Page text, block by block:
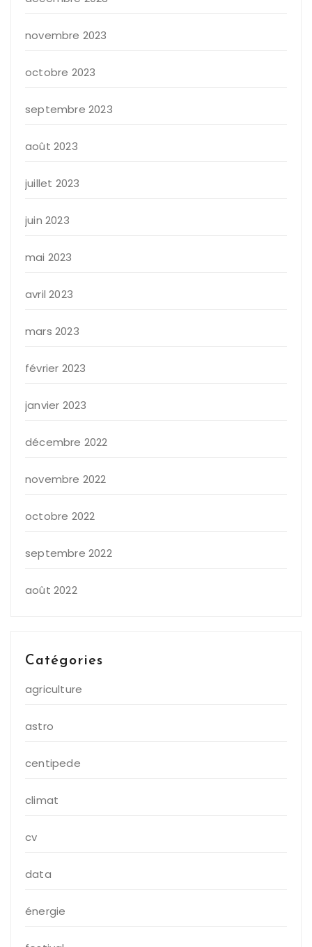
novembre 2023
octobre 2023
septembre 2023
août 2023
juillet 2023
juin 2023
mai 2023
avril 2023
mars 2023
février 2023
janvier 2023
décembre 2022
novembre 2022
octobre 2022
septembre 2022
août 2022
Catégories
agriculture
astro
centipede
climat
cv
data
énergie